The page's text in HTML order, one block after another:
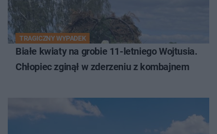
TRAGICZNY WYPADEK
Białe kwiaty na grobie 11-letniego Wojtusia.
Chłopiec zginął w zderzeniu z kombajnem